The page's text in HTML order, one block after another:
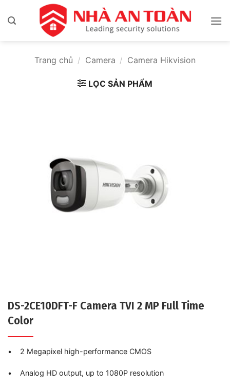
qua
Trang chủ / Camera / Camera Hikvision
LỌC SẢN PHẨM
DS-2CE10DFT-F Camera TVI 2 MP Full Time
Color
• 2 Megapixel high-performance CMOS
• Analog HD output, up to 1080P resolution